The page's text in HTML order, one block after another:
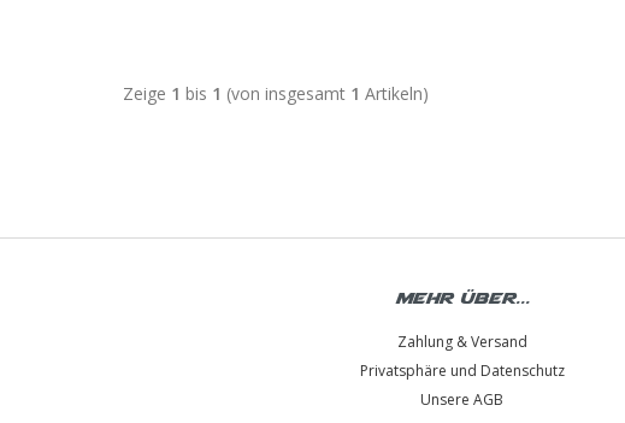
Zeige 1 bis 1 (von insgesamt 1 Artikeln)
Mehr über...
Zahlung & Versand
Privatsphäre und Datenschutz
Unsere AGB